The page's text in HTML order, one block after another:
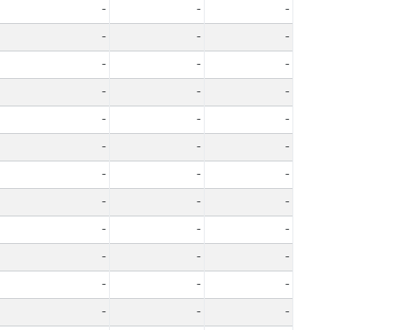
- -
-
- -
-
- -
-
- -
-
- -
-
- -
-
- -
-
- -
-
- -
-
- -
-
- -
-
- -
-